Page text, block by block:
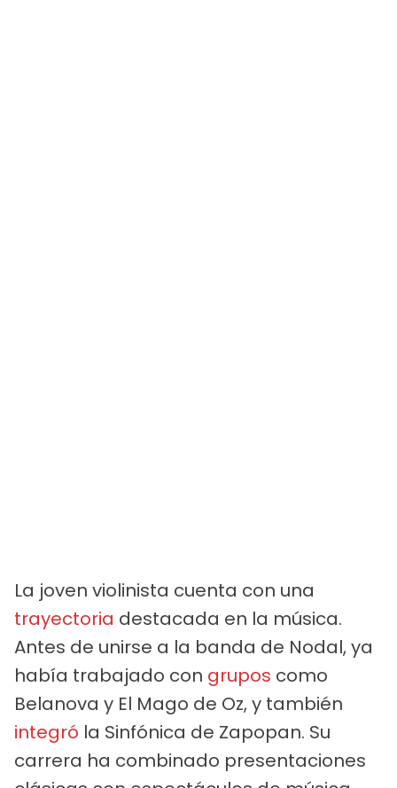
La joven violinista cuenta con una
trayectoria destacada en la música.
Antes de unirse a la banda de Nodal, ya
había trabajado con grupos como
Belanova y El Mago de Oz, y también
integró la Sinfónica de Zapopan. Su
carrera ha combinado presentaciones